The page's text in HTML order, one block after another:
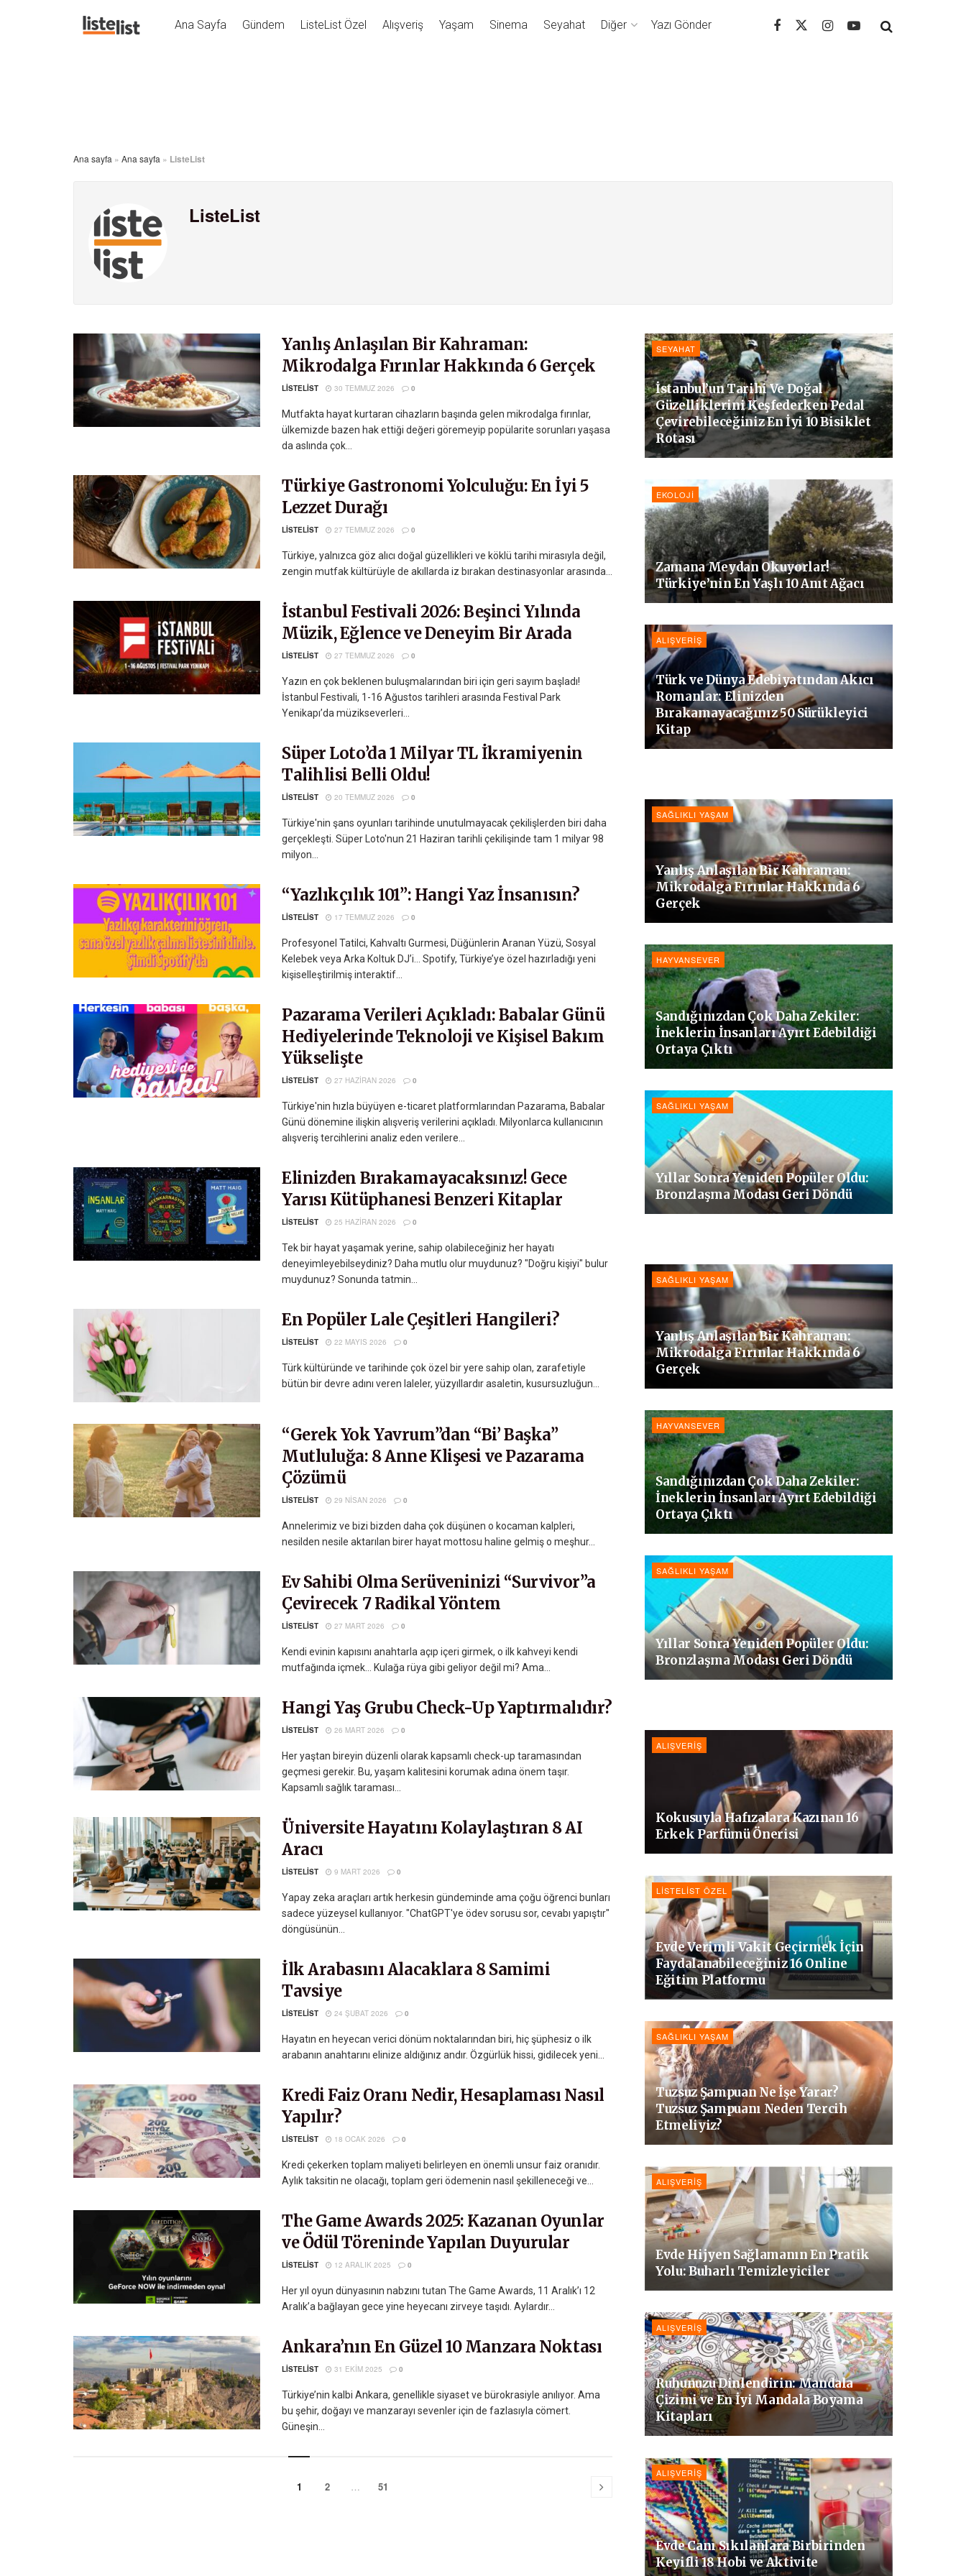
Ana Sayfa Gündem ListeList Özel Alışveriş Yaşam Sinema Seyahat Diğer Yazı Gönder
Ana sayfa » Ana sayfa » ListeList
ListeList
Yanlış Anlaşılan Bir Kahraman:
Mikrodalga Fırınlar Hakkında 6 Gerçek
LISTELIST 30 TEMMUZ 2026 0
Mutfakta hayat kurtaran cihazların başında gelen mikrodalga fırınlar,
ülkemizde bazen hak ettiği değeri göremeyip popülarite sorunları yaşasa
da aslında çok...
Türkiye Gastronomi Yolculuğu: En İyi 5
Lezzet Durağı
LISTELIST 27 TEMMUZ 2026 0
Türkiye, yalnızca göz alıcı doğal güzellikleri ve köklü tarihi mirasıyla değil,
zengin mutfak kültürüyle de akıllarda iz bırakan destinasyonlar arasında...
İstanbul Festivali 2026: Beşinci Yılında
Müzik, Eğlence ve Deneyim Bir Arada
LISTELIST 27 TEMMUZ 2026 0
Yazın en çok beklenen buluşmalarından biri için geri sayım başladı!
İstanbul Festivali, 1-16 Ağustos tarihleri arasında Festival Park
Yenikapı’da müzikseverleri...
Süper Loto’da 1 Milyar TL İkramiyenin
Talihlisi Belli Oldu!
LISTELIST 20 TEMMUZ 2026 0
Türkiye'nin şans oyunları tarihinde unutulmayacak çekilişlerden biri daha
gerçekleşti. Süper Loto'nun 21 Haziran tarihli çekilişinde tam 1 milyar 98
milyon...
“Yazlıkçılık 101”: Hangi Yaz İnsanısın?
LISTELIST 17 TEMMUZ 2026 0
Profesyonel Tatilci, Kahvaltı Gurmesi, Düğünlerin Aranan Yüzü, Sosyal
Kelebek veya Arka Koltuk DJ’i… Spotify, Türkiye’ye özel hazırladığı yeni
kişiselleştirilmiş interaktif...
Pazarama Verileri Açıkladı: Babalar Günü
Hediyelerinde Teknoloji ve Kişisel Bakım
Yükselişte
LISTELIST 27 HAZIRAN 2026 0
Türkiye'nin hızla büyüyen e-ticaret platformlarından Pazarama, Babalar
Günü dönemine ilişkin alışveriş verilerini açıkladı. Milyonlarca kullanıcının
alışveriş tercihlerini analiz eden verilere...
Elinizden Bırakamayacaksınız! Gece
Yarısı Kütüphanesi Benzeri Kitaplar
LISTELIST 25 HAZIRAN 2026 0
Tek bir hayat yaşamak yerine, sahip olabileceğiniz her hayatı
deneyimleyebilseydiniz? Daha mutlu olur muydunuz? "Doğru kişiyi" bulur
muydunuz? Sonunda tatmin...
En Popüler Lale Çeşitleri Hangileri?
LISTELIST 22 MAYIS 2026 0
Türk kültüründe ve tarihinde çok özel bir yere sahip olan, zarafetiyle
bütün bir devre adını veren laleler, yüzyıllardır asaletin, kusursuzluğun...
“Gerek Yok Yavrum”dan “Bi’ Başka”
Mutluluğa: 8 Anne Klişesi ve Pazarama
Çözümü
LISTELIST 29 NISAN 2026 0
Annelerimiz ve bizi bizden daha çok düşünen o kocaman kalpleri,
nesilden nesile aktarılan birer hayat mottosu haline gelmiş o meşhur...
Ev Sahibi Olma Serüveninizi “Survivor”a
Çevirecek 7 Radikal Yöntem
LISTELIST 27 MART 2026 0
Kendi evinin kapısını anahtarla açıp içeri girmek, o ilk kahveyi kendi
mutfağında içmek... Kulağa rüya gibi geliyor değil mi? Ama...
Hangi Yaş Grubu Check-Up Yaptırmalıdır?
LISTELIST 26 MART 2026 0
Her yaştan bireyin düzenli olarak kapsamlı check-up taramasından
geçmesi gerekir. Bu, yaşam kalitesini korumak adına önem taşır.
Kapsamlı sağlık taraması...
Üniversite Hayatını Kolaylaştıran 8 AI
Aracı
LISTELIST 9 MART 2026 0
Yapay zeka araçları artık herkesin gündeminde ama çoğu öğrenci bunları
sadece yüzeysel kullanıyor. "ChatGPT'ye ödev sorusu sor, cevabı yapıştır"
döngüsünün...
İlk Arabasını Alacaklara 8 Samimi
Tavsiye
LISTELIST 24 ŞUBAT 2026 0
Hayatın en heyecan verici dönüm noktalarından biri, hiç şüphesiz o ilk
arabanın anahtarını elinize aldığınız andır. Özgürlük hissi, gidilecek yeni...
Kredi Faiz Oranı Nedir, Hesaplaması Nasıl
Yapılır?
LISTELIST 18 OCAK 2026 0
Kredi çekerken toplam maliyeti belirleyen en önemli unsur faiz oranıdır.
Aylık taksitin ne olacağı, toplam geri ödemenin nasıl şekilleneceği ve...
The Game Awards 2025: Kazanan Oyunlar
ve Ödül Töreninde Yapılan Duyurular
LISTELIST 12 ARALIK 2025 0
Her yıl oyun dünyasının nabzını tutan The Game Awards, 11 Aralık’ı 12
Aralık’a bağlayan gece yine heyecanı zirveye taşıdı. Aylardır...
Ankara’nın En Güzel 10 Manzara Noktası
LISTELIST 31 EKIM 2025 0
Türkiye’nin kalbi Ankara, genellikle siyaset ve bürokrasiyle anılıyor. Ama
bu şehir, doğayı ve manzarayı sevenler için de fazlasıyla cömert.
Güneşin...
1 2 … 51
SEYAHAT
İstanbul’un Tarihi Ve Doğal
Güzelliklerini Keşfederken Pedal
Çevirebileceğiniz En İyi 10 Bisiklet
Rotası
EKOLOJI
Zamana Meydan Okuyorlar!
Türkiye’nin En Yaşlı 10 Anıt Ağacı
ALIŞVERIŞ
Türk ve Dünya Edebiyatından Akıcı
Romanlar: Elinizden
Bırakamayacağınız 50 Sürükleyici
Kitap
SAĞLIKLI YAŞAM
Yanlış Anlaşılan Bir Kahraman:
Mikrodalga Fırınlar Hakkında 6
Gerçek
HAYVANSEVER
Sandığınızdan Çok Daha Zekiler:
İneklerin İnsanları Ayırt Edebildiği
Ortaya Çıktı
SAĞLIKLI YAŞAM
Yıllar Sonra Yeniden Popüler Oldu:
Bronzlaşma Modası Geri Döndü
SAĞLIKLI YAŞAM
Yanlış Anlaşılan Bir Kahraman:
Mikrodalga Fırınlar Hakkında 6
Gerçek
HAYVANSEVER
Sandığınızdan Çok Daha Zekiler:
İneklerin İnsanları Ayırt Edebildiği
Ortaya Çıktı
SAĞLIKLI YAŞAM
Yıllar Sonra Yeniden Popüler Oldu:
Bronzlaşma Modası Geri Döndü
ALIŞVERIŞ
Kokusuyla Hafızalara Kazınan 16
Erkek Parfümü Önerisi
LISTELIST ÖZEL
Evde Verimli Vakit Geçirmek İçin
Faydalanabileceğiniz 16 Online
Eğitim Platformu
SAĞLIKLI YAŞAM
Tuzsuz Şampuan Ne İşe Yarar?
Tuzsuz Şampuanı Neden Tercih
Etmeliyiz?
ALIŞVERIŞ
Evde Hijyen Sağlamanın En Pratik
Yolu: Buharlı Temizleyiciler
ALIŞVERIŞ
Ruhunuzu Dinlendirin: Mandala
Çizimi ve En İyi Mandala Boyama
Kitapları
ALIŞVERIŞ
Evde Canı Sıkılanlara Birbirinden
Keyifli 18 Hobi ve Aktivite